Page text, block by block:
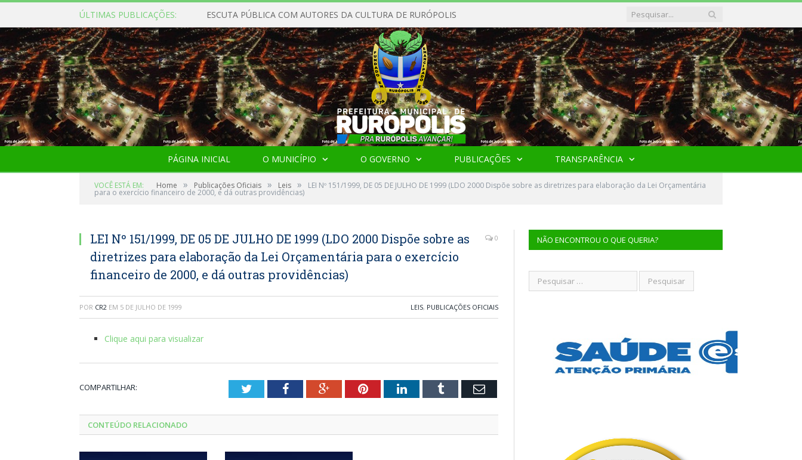
ÚLTIMAS PUBLICAÇÕES: ESCUTA PÚBLICA COM AUTORES DA CULTURA DE RURÓPOLIS
PÁGINA INICIAL O MUNICÍPIO O GOVERNO PUBLICAÇÕES TRANSPARÊNCIA
VOCÊ ESTÁ EM: Home » Publicações Oficiais » Leis » LEI Nº 151/1999, DE 05 DE JULHO DE 1999 (LDO 2000 Dispõe sobre as diretrizes para elaboração da Lei Orçamentária
para o exercício financeiro de 2000, e dá outras providências)
LEI Nº 151/1999, DE 05 DE JULHO DE 1999 (LDO 2000 Dispõe sobre as
diretrizes para elaboração da Lei Orçamentária para o exercício
financeiro de 2000, e dá outras providências)
0
POR CR2 EM 5 DE JULHO DE 1999 LEIS, PUBLICAÇÕES OFICIAIS
Clique aqui para visualizar
COMPARTILHAR: TwitterFacebookGoogle+PinterestLinkedInTumblr Email
CONTEÚDO RELACIONADO
NÃO ENCONTROU O QUE QUERIA?